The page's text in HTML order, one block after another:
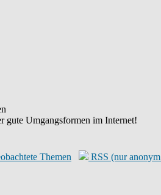
gute Umgangsformen im Internet!
Themen RSS (nur